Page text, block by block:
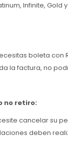
Infinite,
boleta con
la factura, no
no retiro:
cancelar su
deben